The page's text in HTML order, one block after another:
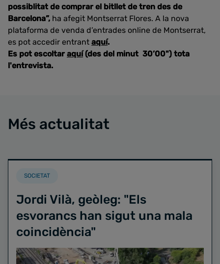
possiblitat de comprar el bitllet de tren des de
Barcelona”, ha afegit Montserrat Flores. A la nova
plataforma de venda d’entrades online de Montserrat,
es pot accedir entrant aquí.
Es pot escoltar aquí(des del minut 30’00") tota
l'entrevista.
Més actualitat
SOCIETAT
Jordi Vilà, geòleg: "Els
esvorancs han sigut una mala
coincidència"